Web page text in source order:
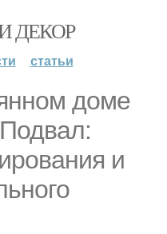
ДЕКОР
статьи
доме
и